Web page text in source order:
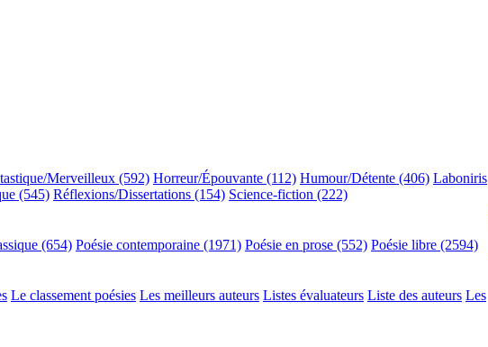
Merveilleux (592) Horreur/Épouvante (112) Humour/Détente (406) Laboniris
(545) Réflexions/Dissertations (154) Science-fiction (222)
(654) Poésie contemporaine (1971) Poésie en prose (552) Poésie libre (2594)
Le classement poésies Les meilleurs auteurs Listes évaluateurs Liste des auteurs Les